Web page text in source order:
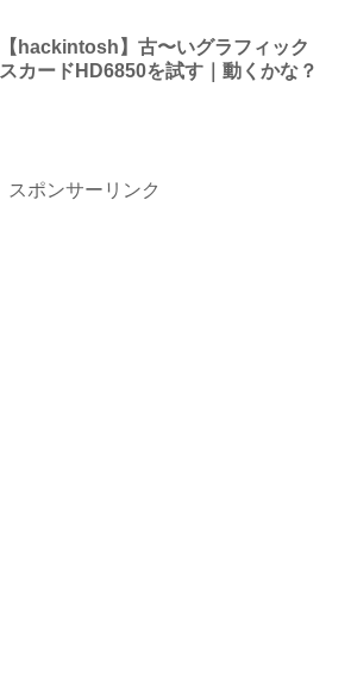
【hackintosh】古〜いグラフィック
スカードHD6850を試す｜動くかな？
スポンサーリンク